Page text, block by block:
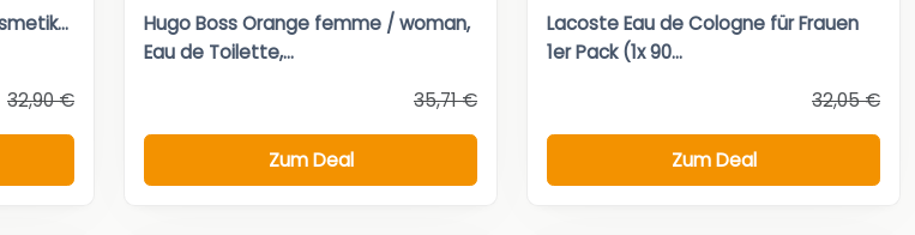
32,90 €
Hugo Boss Orange femme / woman,
Eau de Toilette,...
35,71 €
Zum Deal
Lacoste Eau de Cologne für Frauen
1er Pack (1x 90...
32,05 €
Zum Deal